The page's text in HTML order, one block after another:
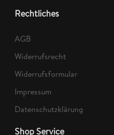
Rechtliches
AGB
Widerrufsrecht
Widerrufsformular
Impressum
Datenschutzklärung
Shop Service